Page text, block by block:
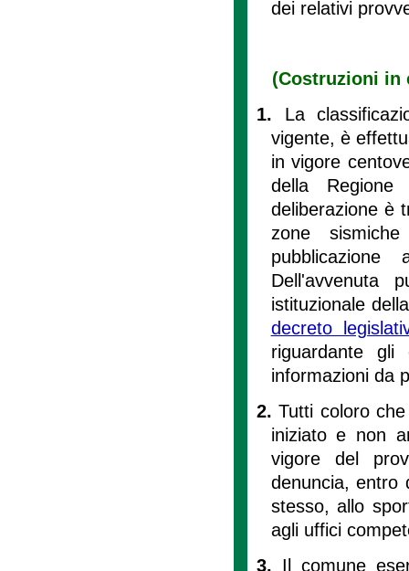
dei relativi
(Costruzioni in
1. La
vigente, è
in vigore
della Regione
deliberazione è
zone
Dell'avvenuta
istituzionale
decreto
riguardante gli
informazioni da
2.Tutti coloro
iniziato e non
vigore del
denuncia, entro
stesso, allo
agli uffici
3. Il comune